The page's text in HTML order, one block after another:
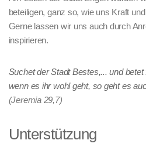
beteiligen, ganz so, wie uns Kraft
Gerne lassen wir uns auch durch
inspirieren.
Suchet der Stadt Bestes,... und
wenn es ihr wohl geht, so geht es
(Jeremia 29,7)
Unterstützung